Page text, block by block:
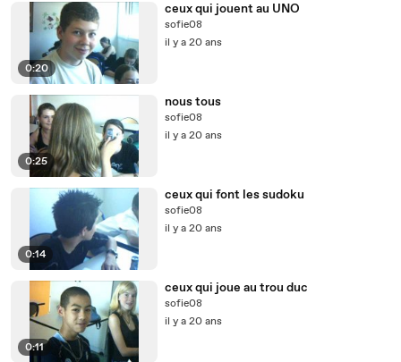
0:20
ceux qui jouent au UNO
sofie08
il y a 20 ans
0:25
nous tous
sofie08
il y a 20 ans
0:14
ceux qui font les sudoku
sofie08
il y a 20 ans
0:11
ceux qui joue au trou duc
sofie08
il y a 20 ans